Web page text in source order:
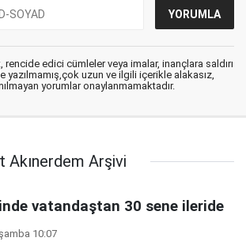
rencide edici cümleler veya imalar, inançlara saldırı
yazılmamış,çok uzun ve ilgili içerikle alakasız,
yorumlar onaylanmamaktadır.
Akınerdem Arşivi
vatandaştan 30 sene ileride
10:07